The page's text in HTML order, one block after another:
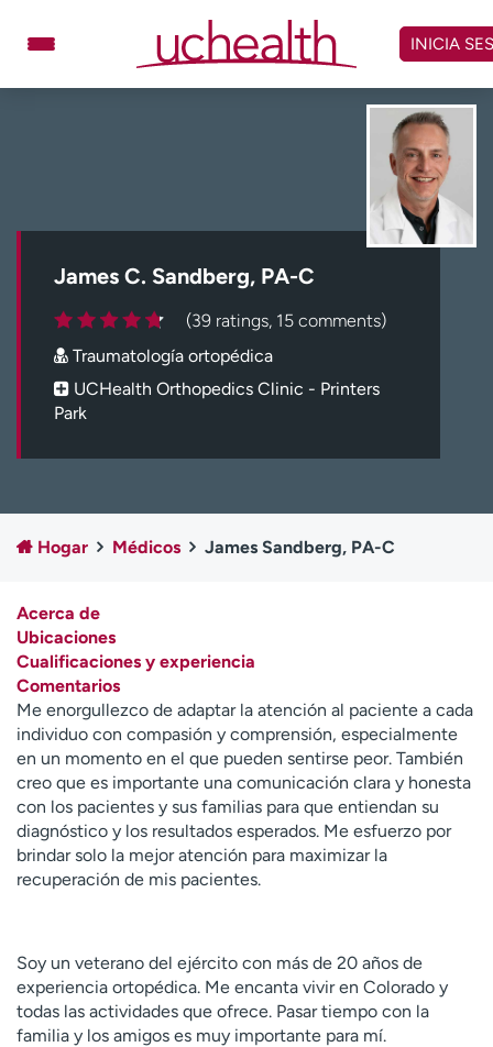
contenido
Carreras
Inicie sesión en My Health Connection
Acerca de UCHealth
Clases y eventos
Empleados
Profesionales
Contáctenos
A
y
ú
d
a
m
e
a
e
o
n
t
r
INICIA
James C. Sandberg, PA-C
(39 ratings, 15 comments)
Traumatología ortopédica
UCHealth Orthopedics Clinic - Printers
Park
Hogar Médicos James Sandberg, PA-C
Acerca de
Ubicaciones
Cualificaciones y experiencia
Comentarios
Me enorgullezco de adaptar la atención al paciente a cada
individuo con compasión y comprensión, especialmente
en un momento en el que pueden sentirse peor. También
creo que es importante una comunicación clara y honesta
con los pacientes y sus familias para que entiendan su
diagnóstico y los resultados esperados. Me esfuerzo por
brindar solo la mejor atención para maximizar la
recuperación de mis pacientes.
Soy un veterano del ejército con más de 20 años de
experiencia ortopédica. Me encanta vivir en Colorado y
todas las actividades que ofrece. Pasar tiempo con la
familia y los amigos es muy importante para mí.